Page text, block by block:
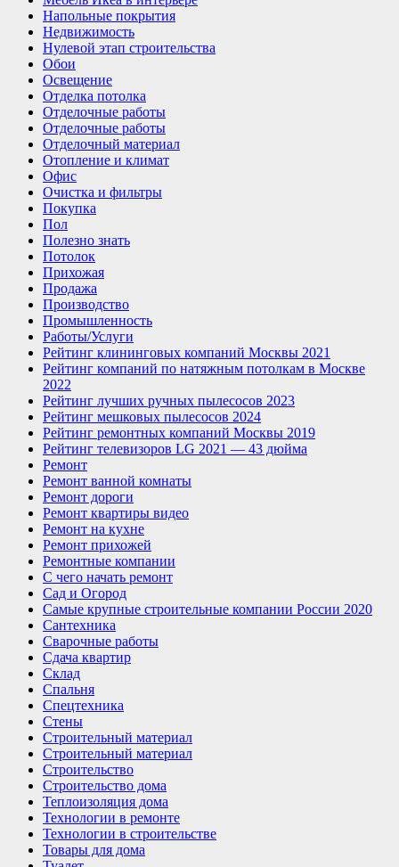
Напольные покрытия
Недвижимость
Нулевой этап строительства
Обои
Освещение
Отделка потолка
Отделочные работы
Отделочные работы
Отделочный материал
Отопление и климат
Офис
Очистка и фильтры
Покупка
Пол
Полезно знать
Потолок
Прихожая
Продажа
Производство
Промышленность
Работы/Услуги
Рейтинг клининговых компаний Москвы 2021
Рейтинг компаний по натяжным потолкам в Москве
2022
Рейтинг лучших ручных пылесосов 2023
Рейтинг мешковых пылесосов 2024
Рейтинг ремонтных компаний Москвы 2019
Рейтинг телевизоров LG 2021 — 43 дюйма
Ремонт
Ремонт ванной комнаты
Ремонт дороги
Ремонт квартиры видео
Ремонт на кухне
Ремонт прихожей
Ремонтные компании
С чего начать ремонт
Сад и Огород
Самые крупные строительные компании России 2020
Сантехника
Сварочные работы
Сдача квартир
Склад
Спальня
Спецтехника
Стены
Строительный материал
Строительный материал
Строительство
Строительство дома
Теплоизоляция дома
Технологии в ремонте
Технологии в строительстве
Товары для дома